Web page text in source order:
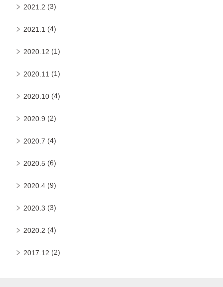
2021.2 (3)
2021.1 (4)
2020.12 (1)
2020.11 (1)
2020.10 (4)
2020.9 (2)
2020.7 (4)
2020.5 (6)
2020.4 (9)
2020.3 (3)
2020.2 (4)
2017.12 (2)